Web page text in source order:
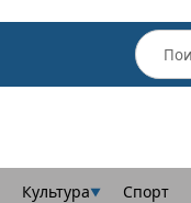
Культура▼ Спорт